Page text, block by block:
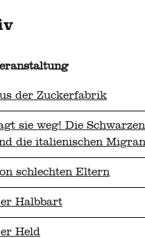
der Zuckerfabrik
sie weg! Die
die italienischen
schlechten Eltern
Halbbart
Held